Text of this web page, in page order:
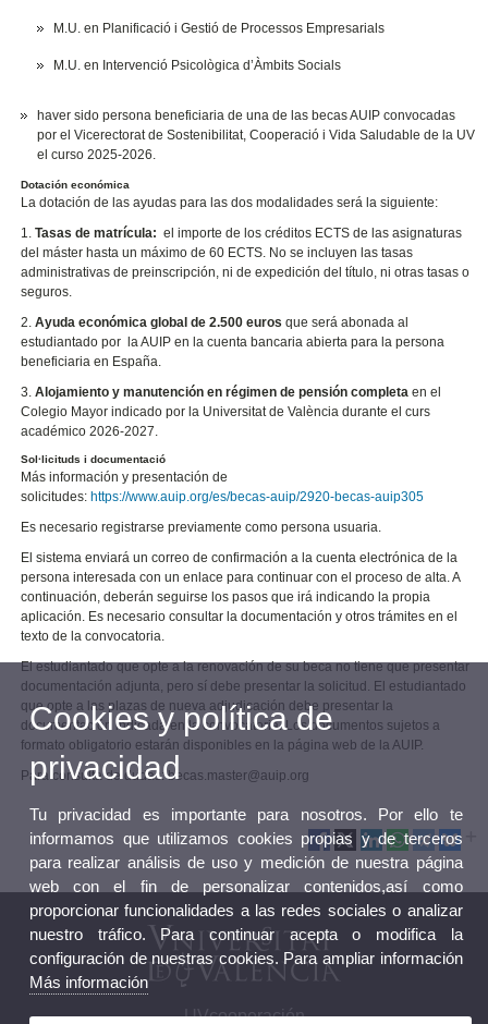
M.U. en Planificació i Gestió de Processos Empresarials
M.U. en Intervenció Psicològica d’Àmbits Socials
haver sido persona beneficiaria de una de las becas AUIP convocadas
por el Vicerectorat de Sostenibilitat, Cooperació i Vida Saludable de la UV
el curso 2025-2026.
Dotación económica
La dotación de las ayudas para las dos modalidades será la siguiente:
1.Tasas de matrícula:el importe de los créditos ECTS de las asignaturas
del máster hasta un máximo de 60 ECTS. No se incluyen las tasas
administrativas de preinscripción, ni de expedición del título, ni otras tasas o
seguros.
2.Ayuda económica global de 2.500 eurosque será abonada al
estudiantado por
la AUIP en la cuenta bancaria abierta para la persona
beneficiaria en España.
3.Alojamiento y manutención en régimen de pensión completaen el
Colegio Mayor indicado por la Universitat de València durante el curs
académico 2026-2027.
Sol·licituds i documentació
Más información y presentación de
solicitudes:https://www.auip.org/es/becas-auip/2920-becas-auip305
Es necesario registrarse previamente como persona usuaria.
El sistema enviará un correo de confirmación a la cuenta electrónica de la
persona interesada con un enlace para continuar con el proceso de alta. A
continuación, deberán seguirse los pasos que irá indicando la propia
aplicación. Es necesario consultar la documentación y otros trámites en el
texto de la convocatoria.
El estudiantado que opte a la renovación de su beca no tiene que presentar
documentación adjunta, pero sí debe presentar la solicitud. El estudiantado
que opte a las plazas de nueva adjudicación debe presentar la
documentación indicada en la convocatoria. Los documentos sujetos a
formato obligatorio estarán disponibles en la página web de la AUIP.
Para consulta de dudas: becas.master@auip.org
UVcooperación
Cookies y política de
privacidad
Tu privacidad es importante para nosotros. Por ello te
informamos que utilizamos cookies propias y de terceros
para realizar análisis de uso y medición de nuestra página
web con el fin de personalizar contenidos,así como
proporcionar funcionalidades a las redes sociales o analizar
nuestro tráfico. Para continuar acepta o modifica la
configuración de nuestras cookies. Para ampliar información
Más información